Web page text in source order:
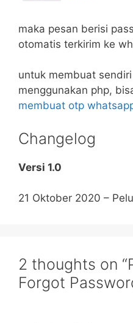
maka pesan berisi
otomatis terkirim ke
untuk membuat
menggunakan php,
membuat otp
Changelog
Versi 1.0
21 Oktober 2020 –
2 thoughts on
Forgot